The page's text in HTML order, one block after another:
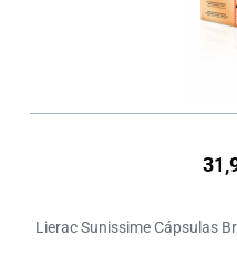
Lierac Sunissime Cápsulas